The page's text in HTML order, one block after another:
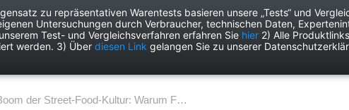
Freizeit Garten Haushalt Heimwerken Services
zu repräsentativen Warentests basieren unsere „Tests“ und
Untersuchungen durch Verbraucher, technischen Daten,
Test- und Vergleichsverfahren erfahren Sie hier 2) Alle
werden. 3) Überdiesen Link gelangen Sie zu unserer
der Street-Food-Kultur: Warum Foodtrucks immer beliebter werden